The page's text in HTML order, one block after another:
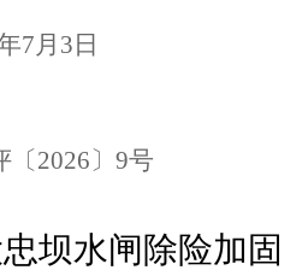
7月 3 日
〔2026〕 9号
坝水闸除险加固